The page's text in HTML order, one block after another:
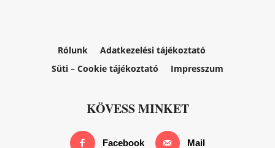
Rólunk
Adatkezelési tájékoztató
Süti – Cookie tájékoztató
Impresszum
KÖVESS MINKET
Facebook Mail